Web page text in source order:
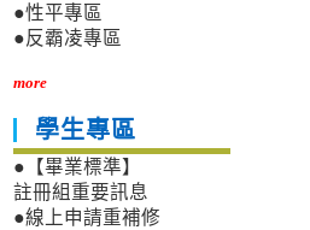
●性平專區
●反霸凌專區
more
學生專區
●【畢業標準】
註冊組重要訊息
●線上申請重補修